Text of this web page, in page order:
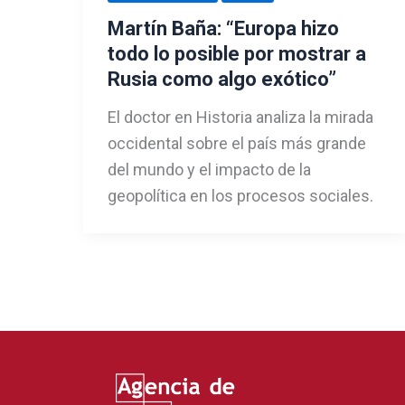
Martín Baña: “Europa hizo
todo lo posible por mostrar a
Rusia como algo exótico”
El doctor en Historia analiza la mirada
occidental sobre el país más grande
del mundo y el impacto de la
geopolítica en los procesos sociales.